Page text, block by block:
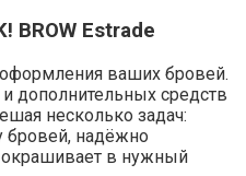
BROW Estrade
ваших бровей.
дополнительных средств
несколько задач:
бровей, надёжно
окрашивает в нужный